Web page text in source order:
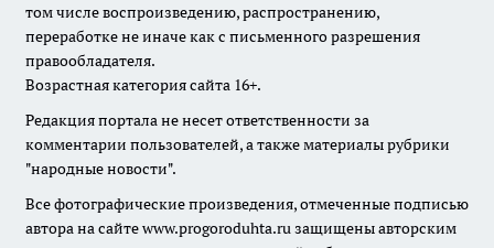
том числе воспроизведению, распространению,
переработке не иначе как с письменного разрешения
правообладателя.
Возрастная категория сайта 16+.
Редакция портала не несет ответственности за
комментарии пользователей, а также материалы рубрики
"народные новости".
Все фотографические произведения, отмеченные подписью
автора на сайте www.progoroduhta.ru защищены авторским